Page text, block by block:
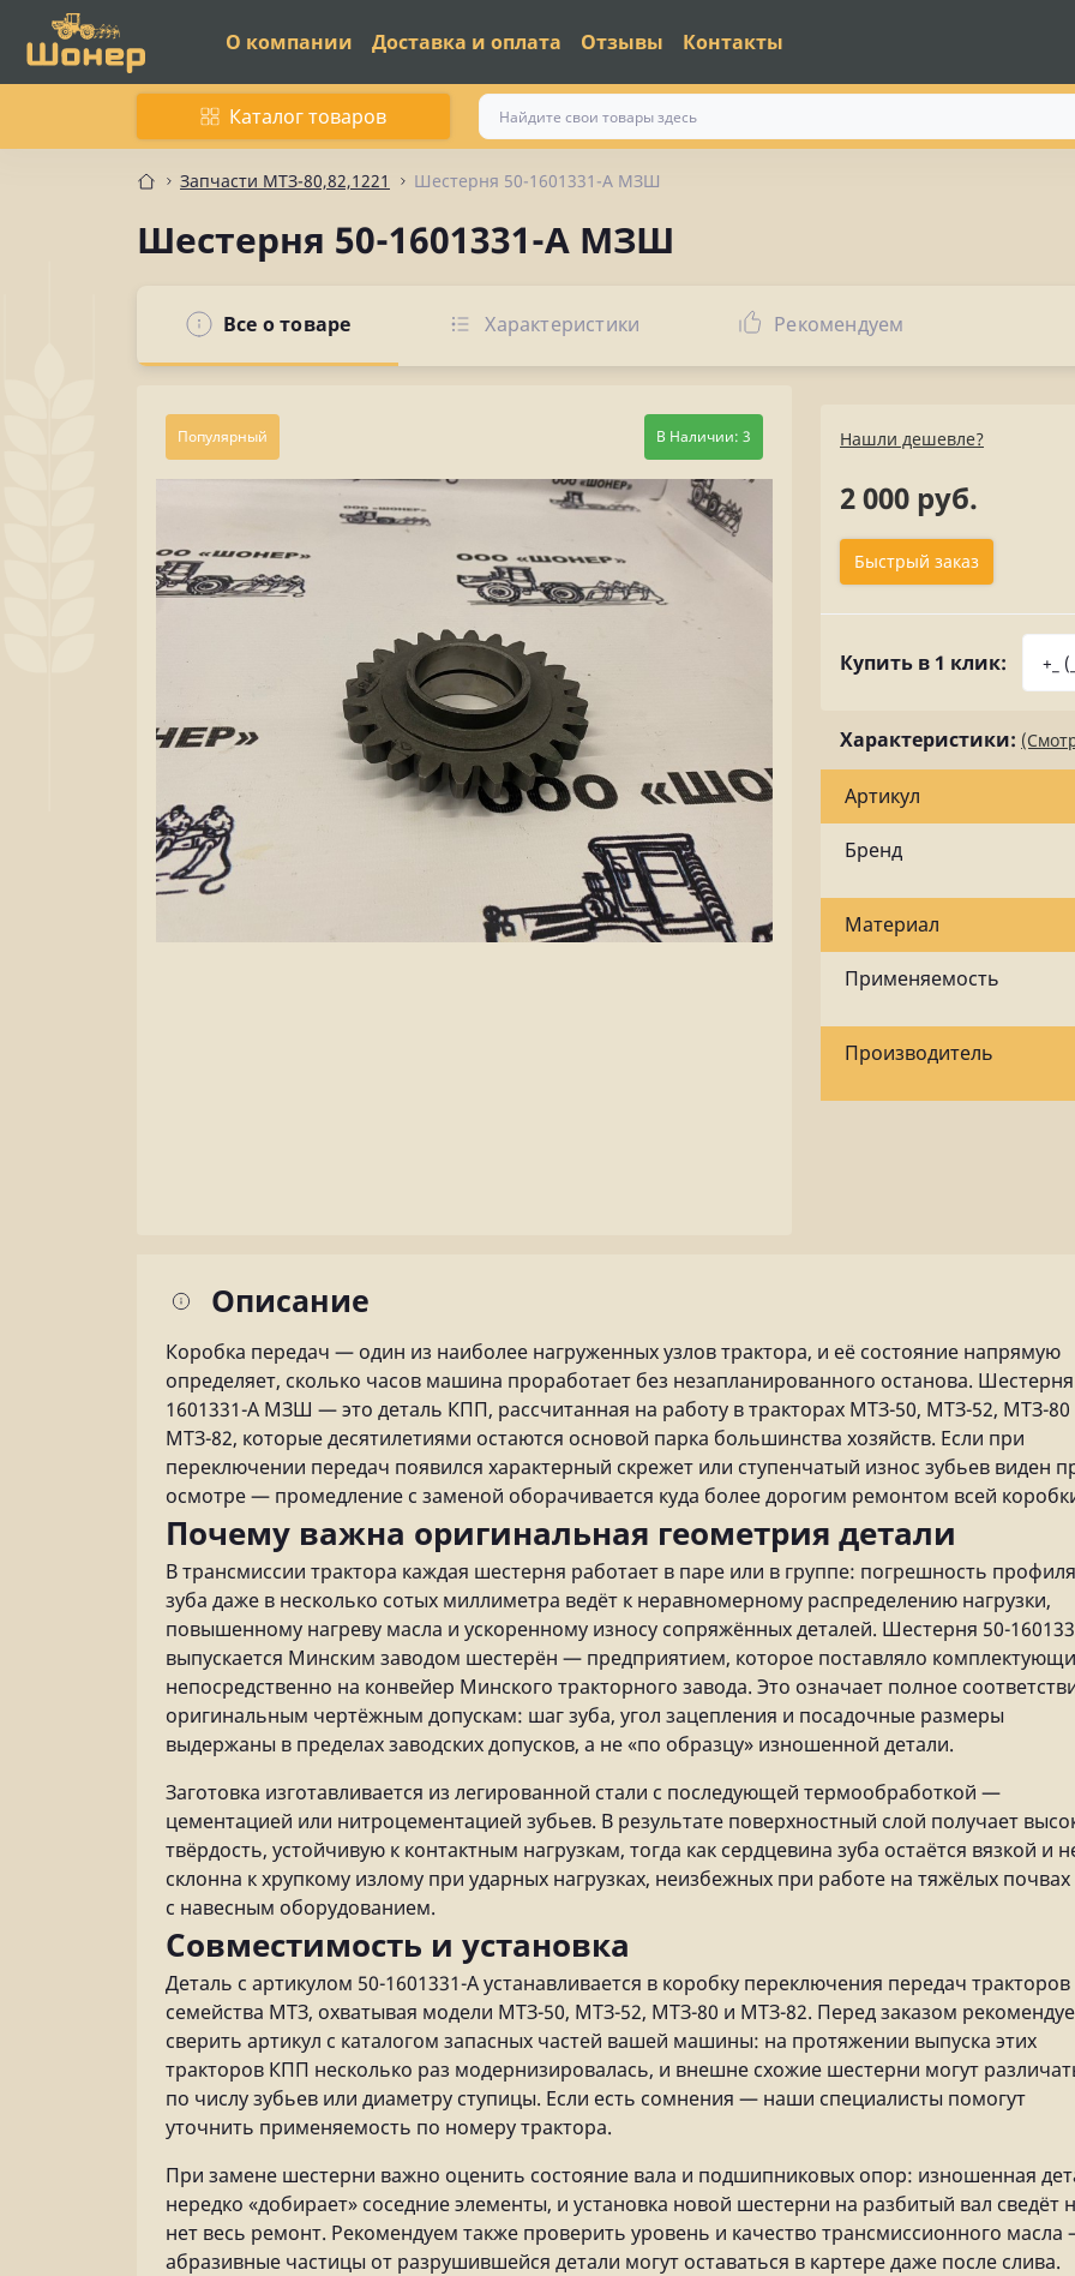
О компании Доставка и оплата Отзывы Контакты
Каталог товаров
Запчасти МТЗ-80,82,1221 Шестерня 50-1601331-А МЗШ
Шестерня 50-1601331-А МЗШ
Все о товаре Характеристики Рекомендуем
Популярный В Наличии: 3 Нашли дешевле?
2 000 руб.
Быстрый заказ
Купить в 1 клик:
Характеристики:
Артикул
Бренд
Материал
Применяемость
Производитель
Описание
Коробка передач — один из наиболее нагруженных узлов трактора, и её состояние напрямую
определяет, сколько часов машина проработает без незапланированного останова.
1601331-А МЗШ — это деталь КПП, рассчитанная на работу в тракторах МТЗ-50, МТЗ-52, МТЗ-80
МТЗ-82, которые десятилетиями остаются основой парка большинства хозяйств. Если при
переключении передач появился характерный скрежет или ступенчатый износ зубьев виден
осмотре — промедление с заменой оборачивается куда более дорогим ремонтом всей
Почему важна оригинальная геометрия детали
В трансмиссии трактора каждая шестерня работает в паре или в группе: погрешность профиля
зуба даже в несколько сотых миллиметра ведёт к неравномерному распределению нагрузки,
повышенному нагреву масла и ускоренному износу сопряжённых деталей. Шестерня 50-
выпускается Минским заводом шестерён — предприятием, которое поставляло
непосредственно на конвейер Минского тракторного завода. Это означает полное
оригинальным чертёжным допускам: шаг зуба, угол зацепления и посадочные размеры
выдержаны в пределах заводских допусков, а не «по образцу» изношенной детали.
Заготовка изготавливается из легированной стали с последующей термообработкой —
цементацией или нитроцементацией зубьев. В результате поверхностный слой получает
твёрдость, устойчивую к контактным нагрузкам, тогда как сердцевина зуба остаётся вязкой и
склонна к хрупкому излому при ударных нагрузках, неизбежных при работе на тяжёлых почвах
с навесным оборудованием.
Совместимость и установка
Деталь с артикулом 50-1601331-А устанавливается в коробку переключения передач тракторов
семейства МТЗ, охватывая модели МТЗ-50, МТЗ-52, МТЗ-80 и МТЗ-82. Перед заказом
сверить артикул с каталогом запасных частей вашей машины: на протяжении выпуска этих
тракторов КПП несколько раз модернизировалась, и внешне схожие шестерни могут
по числу зубьев или диаметру ступицы. Если есть сомнения — наши специалисты помогут
уточнить применяемость по номеру трактора.
При замене шестерни важно оценить состояние вала и подшипниковых опор: изношенная
нередко «добирает» соседние элементы, и установка новой шестерни на разбитый вал сведёт
нет весь ремонт. Рекомендуем также проверить уровень и качество трансмиссионного масла
абразивные частицы от разрушившейся детали могут оставаться в картере даже после слива.